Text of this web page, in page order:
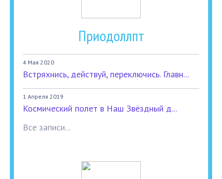
Приодоллпт
4 Мая 2020
Встряхнись, действуй, переключись. Главн...
1 Апреля 2019
Космический полет в Наш Звёздный д...
Все записи...